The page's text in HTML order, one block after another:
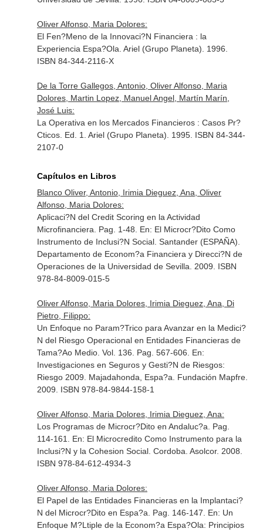
Oliver Alfonso, Maria Dolores:
El Fen?Meno de la Innovaci?N Financiera : la
Experiencia Espa?Ola. Ariel (Grupo Planeta). 1996.
ISBN 84-344-2116-X
De la Torre Gallegos, Antonio, Oliver Alfonso, Maria
Dolores, Martin Lopez, Manuel Angel, Martín Marín,
José Luis:
La Operativa en los Mercados Financieros : Casos Pr?
Cticos. Ed. 1. Ariel (Grupo Planeta). 1995. ISBN 84-344-
2107-0
Capítulos en Libros
Blanco Oliver, Antonio, Irimia Dieguez, Ana, Oliver
Alfonso, Maria Dolores:
Aplicaci?N del Credit Scoring en la Actividad
Microfinanciera. Pag. 1-48. En: El Microcr?Dito Como
Instrumento de Inclusi?N Social. Santander (ESPAÑA).
Departamento de Econom?a Financiera y Direcci?N de
Operaciones de la Universidad de Sevilla. 2009. ISBN
978-84-8009-015-5
Oliver Alfonso, Maria Dolores, Irimia Dieguez, Ana, Di
Pietro, Filippo:
Un Enfoque no Param?Trico para Avanzar en la Medici?
N del Riesgo Operacional en Entidades Financieras de
Tama?Ao Medio. Vol. 136. Pag. 567-606. En:
Investigaciones en Seguros y Gesti?N de Riesgos:
Riesgo 2009 . Majadahonda, Espa?a. Fundación Mapfre.
2009. ISBN 978-84-9844-158-1
Oliver Alfonso, Maria Dolores, Irimia Dieguez, Ana:
Los Programas de Microcr?Dito en Andaluc?a. Pag.
114-161. En: El Microcredito Como Instrumento para la
Inclusi?N y la Cohesion Social. Cordoba. Asolcor. 2008.
ISBN 978-84-612-4934-3
Oliver Alfonso, Maria Dolores:
El Papel de las Entidades Financieras en la Implantaci?
N del Microcr?Dito en Espa?a. Pag. 146-147. En: Un
Enfoque M?Ltiple de la Econom?a Espa?Ola: Principios